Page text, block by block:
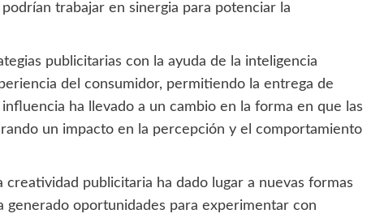
trabajar en sinergia para potenciar la
publicitarias con la ayuda de la inteligencia
del consumidor, permitiendo la entrega de
ha llevado a un cambio en la forma en que las
un impacto en la percepción y el comportamiento
publicitaria ha dado lugar a nuevas formas
generado oportunidades para experimentar con